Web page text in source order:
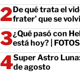
De qué trata el
frater’ que se
¿Qué pasó con
está hoy? | FOTOS
Super Astro
de agosto